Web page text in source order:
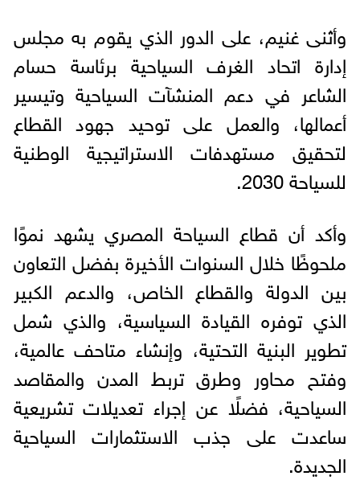
وأثنى غنيم، على الدور الذي يقوم به مجلس
إدارة اتحاد الغرف السياحية برئاسة حسام
الشاعر في دعم المنشآت السياحية وتيسير
أعمالها، والعمل على توحيد جهود القطاع
لتحقيق مستهدفات الاستراتيجية الوطنية
للسياحة 2030.
وأكد أن قطاع السياحة المصري يشهد نموًا
ملحوظًا خلال السنوات الأخيرة بفضل التعاون
بين الدولة والقطاع الخاص، والدعم الكبير
الذي توفره القيادة السياسية، والذي شمل
تطوير البنية التحتية، وإنشاء متاحف عالمية،
وفتح محاور وطرق تربط المدن والمقاصد
السياحية، فضلًا عن إجراء تعديلات تشريعية
ساعدت على جذب الاستثمارات السياحية
الجديدة.